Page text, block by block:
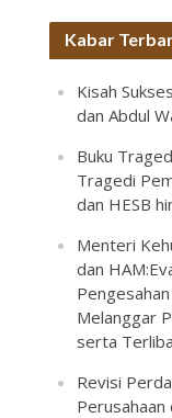
Kabar
Kisah
dan Abdul
Buku
Tragedi
dan HESB
Menteri
dan
Melanggar
serta
Revisi
Perusahaan